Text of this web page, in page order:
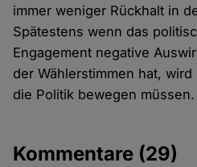
immer weniger Rückhalt in
Spätestens wenn das
Engagement negative
der Wählerstimmen hat,
die Politik bewegen müssen.
Kommentare (29)